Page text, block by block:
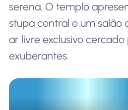
serena. O templo
stupa central e um salão
ar livre exclusivo
exuberantes.